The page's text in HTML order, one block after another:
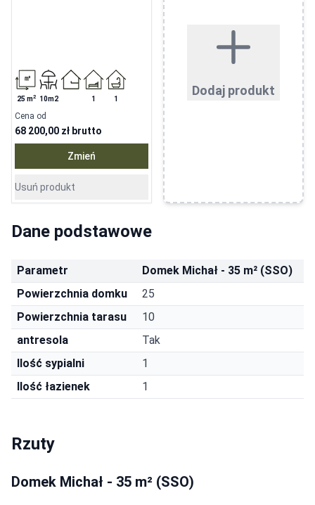
25m2 10m2 1 1
Cena od
68 200,00 zł brutto
Zmień
Usuń produkt
Dodaj produkt
Dane podstawowe
Parametr
Domek Michał - 35 m² (SSO)
Powierzchnia domku
25
Powierzchnia tarasu
10
antresola
Tak
Ilość sypialni
1
Ilość łazienek
1
Rzuty
Domek Michał - 35 m² (SSO)